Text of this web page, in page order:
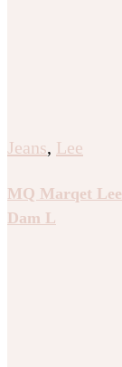
Jeans, Lee
MQ Marqet
Dam L